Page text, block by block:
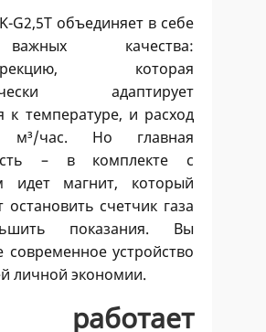
G2,5Т объединяет в себе
качества:
которая
адаптирует
к температуре, и расход
час. Но главная
– в комплекте с
идет магнит, который
остановить счетчик газа
показания. Вы
современное устройство
личной экономии.
работает